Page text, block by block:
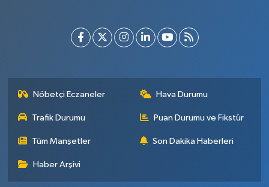
Nöbetçi Eczaneler Hava Durumu
Trafik Durumu Puan Durumu ve Fikstür
Tüm Manşetler Son Dakika Haberleri
Haber Arşivi